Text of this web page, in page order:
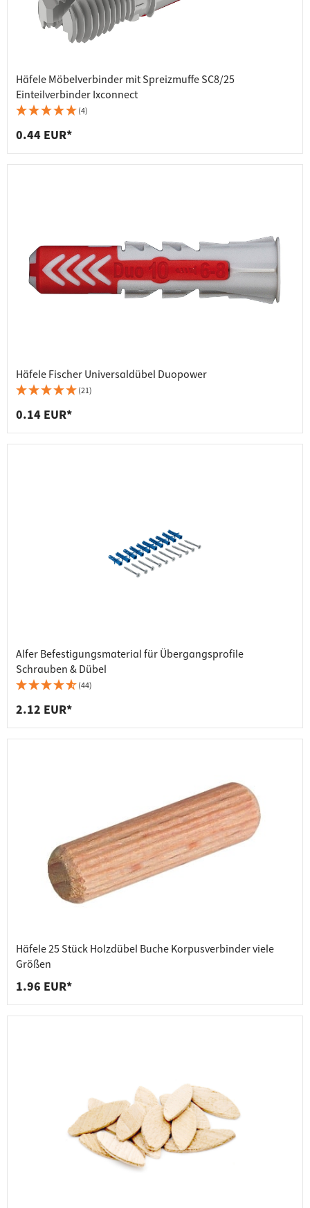
Häfele Möbelverbinder mit Spreizmuffe SC8/25
Einteilverbinder Ixconnect
(4)
0.44 EUR*
Häfele Fischer Universaldübel Duopower
(21)
0.14 EUR*
Alfer Befestigungsmaterial für Übergangsprofile
Schrauben & Dübel
(44)
2.12 EUR*
Häfele 25 Stück Holzdübel Buche Korpusverbinder viele
Größen
1.96 EUR*